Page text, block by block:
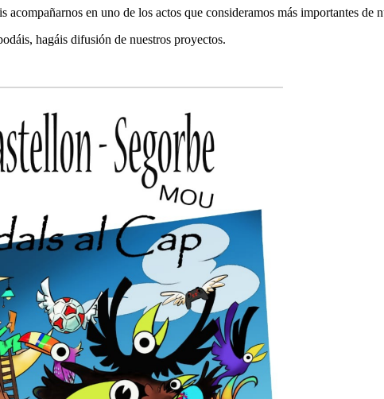
en uno de los actos que consideramos más importantes de
hagáis difusión de nuestros proyectos.